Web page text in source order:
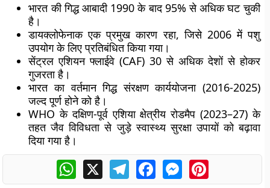
भारत की गिद्ध आबादी 1990 के बाद 95% से अधिक घट चुकी
है।
डायक्लोफेनाक एक प्रमुख कारण रहा, जिसे 2006 में पशु
उपयोग के लिए प्रतिबंधित किया गया।
सेंट्रल एशियन फ्लाईवे (CAF) 30 से अधिक देशों से होकर
गुजरता है।
भारत कावर्तमान गिद्ध संरक्षण कार्ययोजना (2016-2025)
जल्द पूर्ण होने को है।
WHO के दक्षिण-पूर्व एशिया क्षेत्रीय रोडमैप (2023–27) के
तहत जैव विविधता से जुड़े स्वास्थ्य सुरक्षा उपायों को बढ़ावा
दिया गया है।
WhatsApp
X TelegramFacebookMessengerPinterest